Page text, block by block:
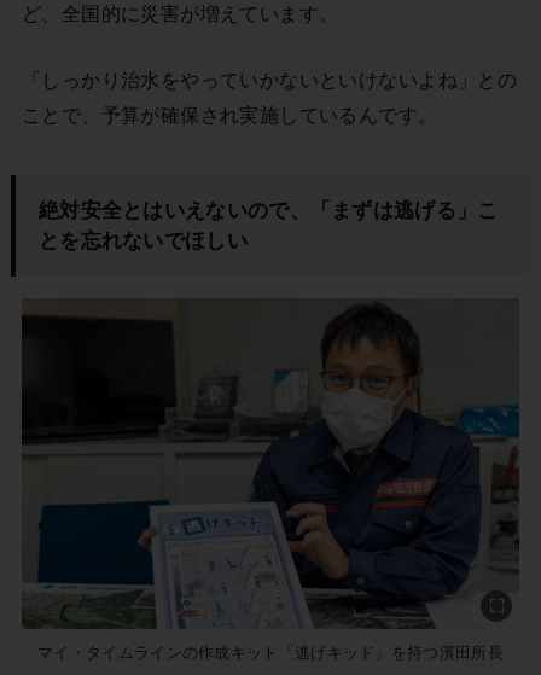
ど、全国的に災害が増えています。
「しっかり治水をやっていかないといけないよね」との
ことで、予算が確保され実施しているんです。
絶対安全とはいえないので、「まずは逃げる」こ
とを忘れないでほしい
マイ・タイムラインの作成キット「逃げキッド」を持つ濱田所長